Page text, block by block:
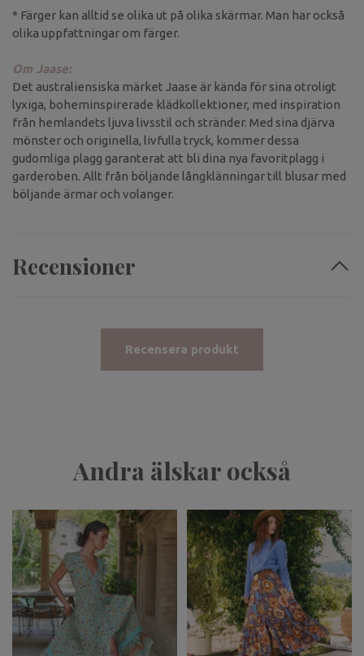
* Färger kan alltid se olika ut på olika skärmar. Man har också
olika uppfattningar om färger.
Om Jaase:
Det australiensiska märket Jaase är kända för sina otroligt
lyxiga, boheminspirerade klädkollektioner, med inspiration
från hemlandets ljuva livsstil och stränder. Med sina djärva
mönster och originella, livfulla tryck, kommer dessa
gudomliga plagg garanterat att bli dina nya favoritplagg i
garderoben. Allt från böljande långklänningar till blusar med
böljande ärmar och volanger.
Recensioner
Recensera produkt
Andra älskar också